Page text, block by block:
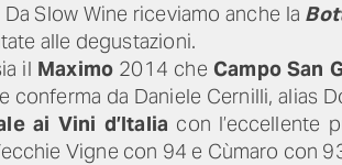
Da Slow Wine riceviamo anche la
alle degustazioni.
il Maximo 2014 che Campo San
conferma da Daniele Cernilli, alias
ai Vini d’Italia con l’eccellente
Vigne con 94 e Cùmaro con